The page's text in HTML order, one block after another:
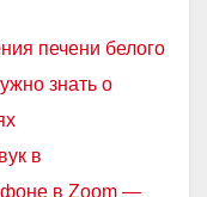
печени белого
знать о
в
в Zoom —